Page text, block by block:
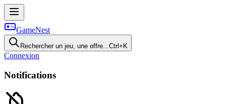
GameNest
Rechercher un jeu, une offre...Ctrl+K
Connexion
Notifications